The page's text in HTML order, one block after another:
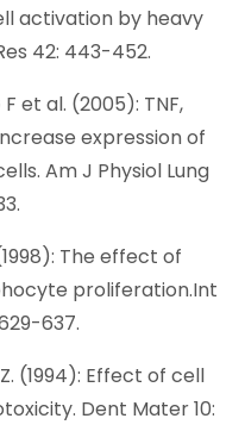
activation by heavy
42: 443-452.
F et al. (2005): TNF,
expression of
Am J Physiol Lung
(1998): The effect of
proliferation.Int
637.
Z. (1994): Effect of cell
Dent Mater 10: